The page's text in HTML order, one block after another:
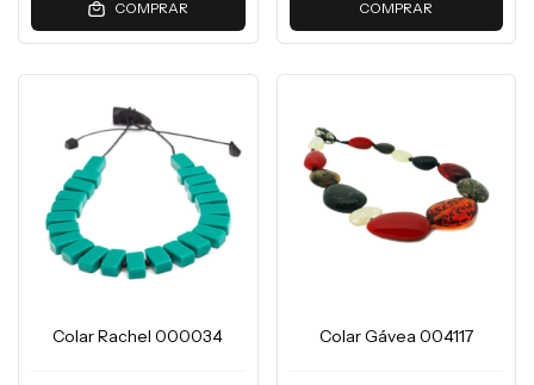
COMPRAR COMPRAR
Colar Rachel 000034 Colar Gávea 004117